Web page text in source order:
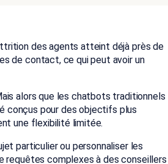
des agents atteint déjà près de
de contact, ce qui peut avoir un
alors que les chatbots traditionnels
conçus pour des objectifs plus
une flexibilité limitée.
particulier ou personnaliser les
requêtes complexes à des conseillers